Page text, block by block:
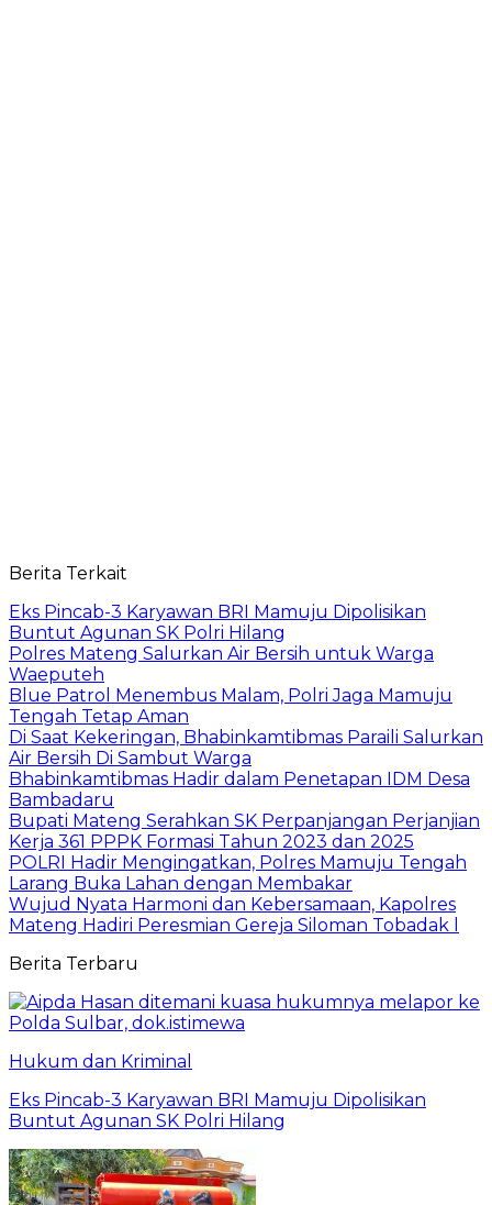
Berita Terkait
Eks Pincab-3 Karyawan BRI Mamuju Dipolisikan
Buntut Agunan SK Polri Hilang
Polres Mateng Salurkan Air Bersih untuk Warga
Waeputeh
Blue Patrol Menembus Malam, Polri Jaga Mamuju
Tengah Tetap Aman
Di Saat Kekeringan, Bhabinkamtibmas Paraili Salurkan
Air Bersih Di Sambut Warga
Bhabinkamtibmas Hadir dalam Penetapan IDM Desa
Bambadaru
Bupati Mateng Serahkan SK Perpanjangan Perjanjian
Kerja 361 PPPK Formasi Tahun 2023 dan 2025
POLRI Hadir Mengingatkan, Polres Mamuju Tengah
Larang Buka Lahan dengan Membakar
Wujud Nyata Harmoni dan Kebersamaan, Kapolres
Mateng Hadiri Peresmian Gereja Siloman Tobadak l
Berita Terbaru
Hukum dan Kriminal
Eks Pincab-3 Karyawan BRI Mamuju Dipolisikan
Buntut Agunan SK Polri Hilang